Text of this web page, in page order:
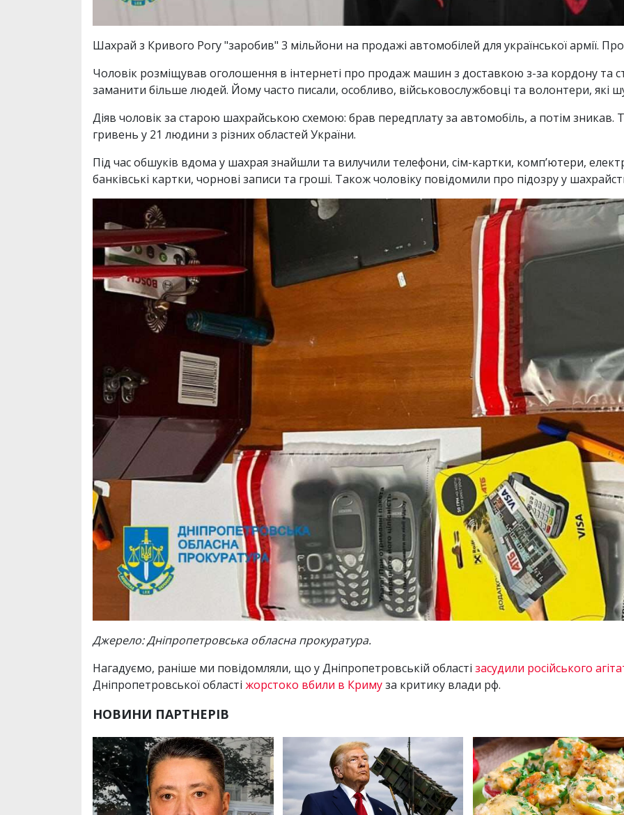
Шахрай з Кривого Рогу "заробив" 3 мільйони на продажі автомобілей для української армії.
Чоловік розміщував оголошення в інтернеті про продаж машин з доставкою з-за кордону та
заманити більше людей. Йому часто писали, особливо, військовослужбовці та волонтери, які
Діяв чоловік за старою шахрайською схемою: брав передплату за автомобіль, а потім
гривень у 21 людини з різних областей України.
Під час обшуків вдома у шахрая знайшли та вилучили телефони, сім-картки, комп’ютери,
банківські картки, чорнові записи та гроші. Також чоловіку повідомили про підозру у
Джерело: Дніпропетровська обласна прокуратура.
Нагадуємо, раніше ми повідомляли, що у Дніпропетровській області засудили російського
Дніпропетровської області жорстоко вбили в Кримуза критику влади рф.